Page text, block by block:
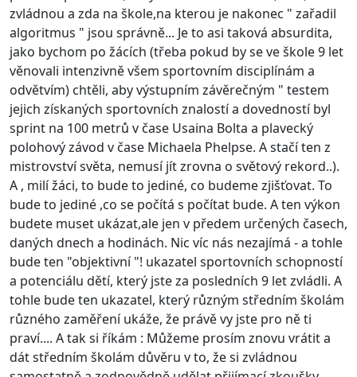
zvládnou a zda na škole,na kterou je nakonec " zařadil
algoritmus " jsou správně... Je to asi taková absurdita,
jako bychom po žácích (třeba pokud by se ve škole 9 let
věnovali intenzivně všem sportovním disciplínám a
odvětvím) chtěli, aby výstupním závěrečným " testem
jejich získaných sportovních znalostí a dovedností byl
sprint na 100 metrů v čase Usaina Bolta a plavecký
polohový závod v čase Michaela Phelpse. A stačí ten z
mistrovství světa, nemusí jít zrovna o světový rekord..).
A , milí žáci, to bude to jediné, co budeme zjišťovat. To
bude to jediné ,co se počítá s počítat bude. A ten výkon
budete muset ukázat,ale jen v předem určených časech,
daných dnech a hodinách. Nic víc nás nezajímá - a tohle
bude ten "objektivní "! ukazatel sportovních schopností
a potenciálu dětí, který jste za posledních 9 let zvládli. A
tohle bude ten ukazatel, který různým středním školám
různého zaměření ukáže, že právě vy jste pro ně ti
praví.... A tak si říkám : Můžeme prosím znovu vrátit a
dát středním školám důvěru v to, že si zvládnou